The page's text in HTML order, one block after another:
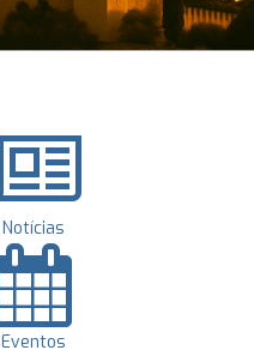
Notícias
Eventos